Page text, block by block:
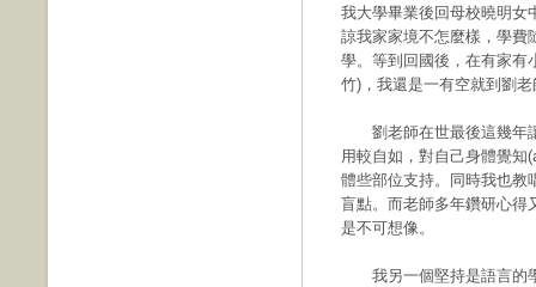
我大學畢業後回母校曉明女
諒我家家境不怎麼樣，學費
學。等到回國後，在有家有
竹)，我還是一有空就到劉
劉老師在世最後這幾年讓
用較自如，對自己身體覺知
體些部位支持。同時我也教
盲點。而老師多年鑽研心得
是不可想像。
我另一個堅持是語言的學